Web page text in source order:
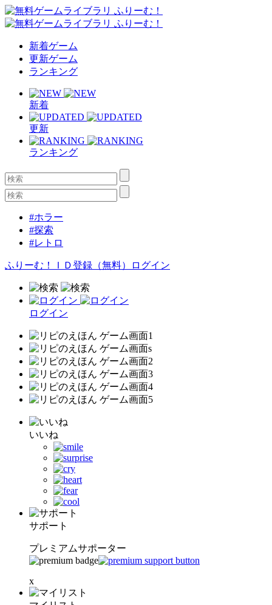
新着ゲーム
更新ゲーム
ランキング
新着
更新
ランキング
#ホラー
#探索
#レトロ
ふりーむ！ＩＤ登録（無料） ログイン
ログイン
いいね
サポート
プレミアムサポーター
x